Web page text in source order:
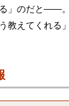
」のだと――
教えてくれる